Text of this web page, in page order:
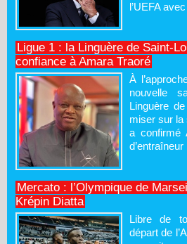
l’UEFA
Ligue 1 : la Linguère de Saint-
confiance à Amara Traoré
À
nouvelle
Linguère
miser sur la
a confirmé
Mercato : l’Olympique de
Krépin Diatta
Libre de
départ de